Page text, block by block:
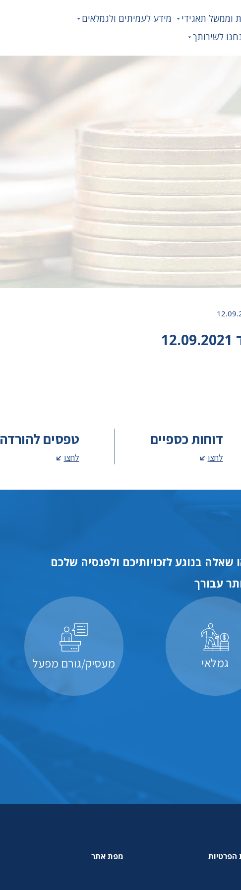
וממשל תאגידי
מידע לעמיתים ולגמלאים
לשירותך
דוחות כספיים
לחצו
טפסים להורדה
לחצו
בנוגע לזכויותיכם ולפנסיה שלכם
עבורך
גמלאי מעסיק/גורם מפעל
הפרטיות מפת אתר